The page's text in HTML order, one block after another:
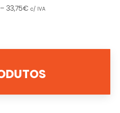
– 33,75€ c/ IVA